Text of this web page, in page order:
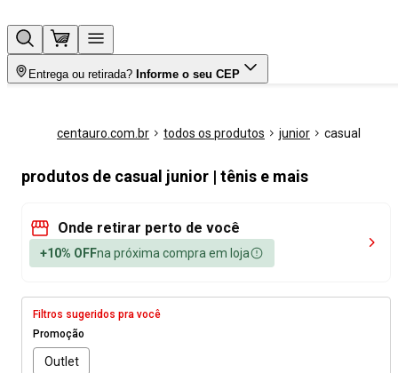
Entrega ou retirada? Informe o seu CEP
centauro.com.br todos os produtos junior casual
produtos de casual junior | tênis e mais
Onde retirar perto de você
+10% OFFna próxima compra em loja
Filtros sugeridos pra você
Promoção
Outlet